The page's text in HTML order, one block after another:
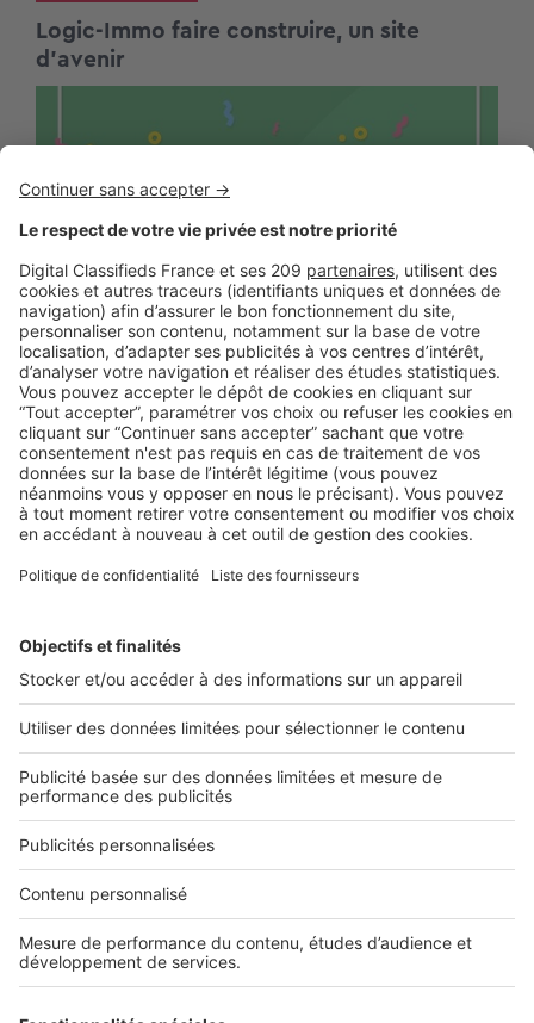
Logic-Immo faire construire, un site
d’avenir
LA CONSTRUCTION
Nos portails Construire démarrent
2020 au plus haut
2 rue des Italiens 75009 Paris
01 53 38 80 00
Nos solutions pro